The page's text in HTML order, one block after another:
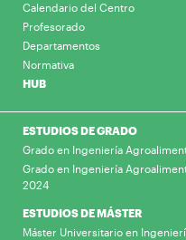
Calendario del Centro
Profesorado
Departamentos
Normativa
HUB
ESTUDIOS DE GRADO
Grado en Ingeniería
Grado en Ingeniería
2024
ESTUDIOS DE MÁSTER
Máster Universitario en